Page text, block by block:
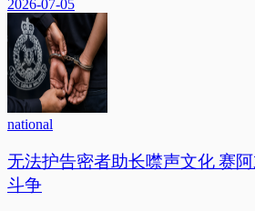
2026-07-05
national
无法护告密者助长噤声文化 赛
斗争